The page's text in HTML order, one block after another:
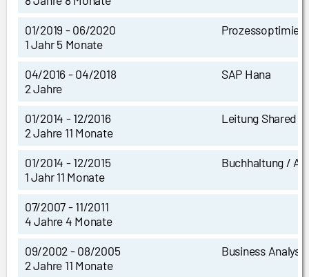
01/2019 - 06/2020
1 Jahr 5 Monate
04/2016 - 04/2018
2 Jahre
SAP Hana
01/2014 - 12/2016
2 Jahre 11 Monate
Leitung Shared
01/2014 - 12/2015
1 Jahr 11 Monate
Buchhaltung /
07/2007 - 11/2011
4 Jahre 4 Monate
09/2002 - 08/2005
2 Jahre 11 Monate
Business Analyst